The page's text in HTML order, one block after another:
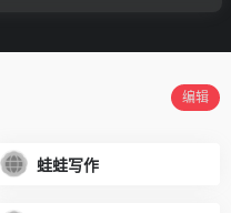
编辑
蛙蛙写作